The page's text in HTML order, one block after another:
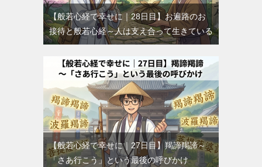
【般若心経で幸せに｜28日目】お遍路のお
接待と般若心経～人は支え合って生きている
【般若心経で幸せに｜27日目】羯諦羯諦～
「さあ行こう」という最後の呼びかけ